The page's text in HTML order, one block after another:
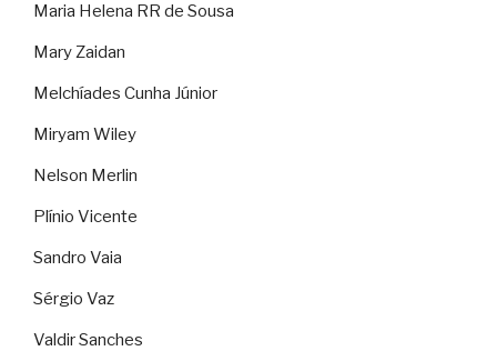
Maria Helena RR de Sousa
Mary Zaidan
Melchíades Cunha Júnior
Miryam Wiley
Nelson Merlin
Plínio Vicente
Sandro Vaia
Sérgio Vaz
Valdir Sanches